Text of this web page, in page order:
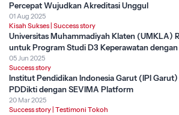
Percepat Wujudkan Akreditasi Unggul
01 Aug 2025
Kisah Sukses Success story
Universitas Muhammadiyah Klaten (UMKLA)
untuk Program Studi D3 Keperawatan
05 Jun 2025
Success story
Institut Pendidikan Indonesia Garut (IPI Garut)
PDDikti dengan SEVIMA Platform
20 Mar 2025
Success story Testimoni Tokoh